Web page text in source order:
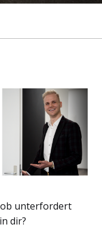
unterfordert
dir?